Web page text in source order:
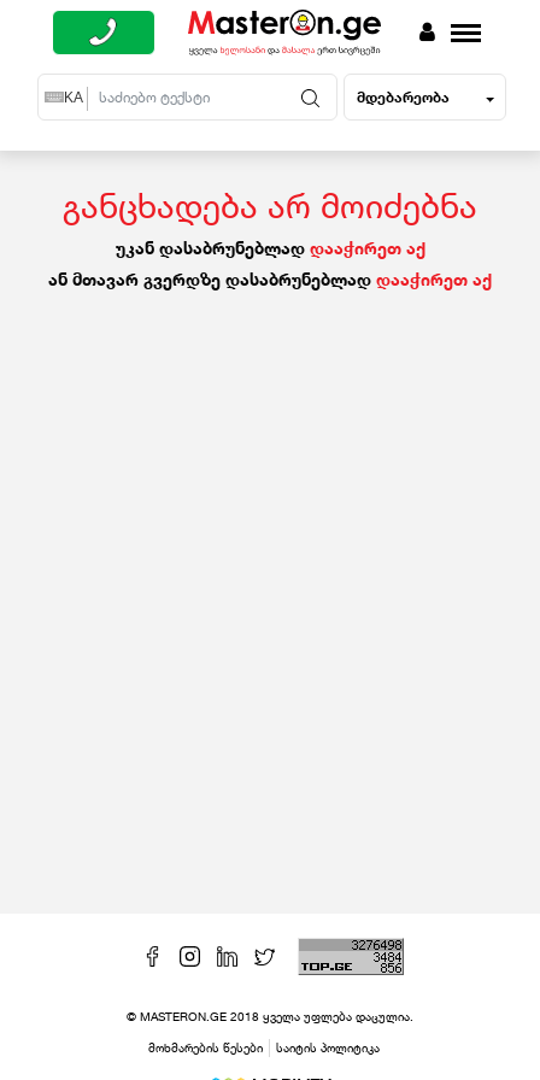
EN KA RU მდებარეობა
განცხადება არ მოიძებნა
უკან დასაბრუნებლად დააჭირეთ აქ
ან მთავარ გვერდზე დასაბრუნებლად დააჭირეთ აქ
© MASTERON.GE 2018 ყველა უფლება დაცულია.
მოხმარების წესები საიტის პოლიტიკა